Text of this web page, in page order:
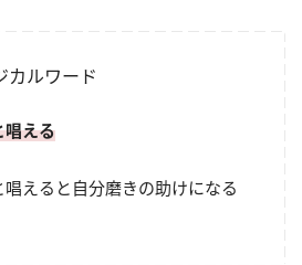
カルワード
唱える
えると自分磨きの助けになる